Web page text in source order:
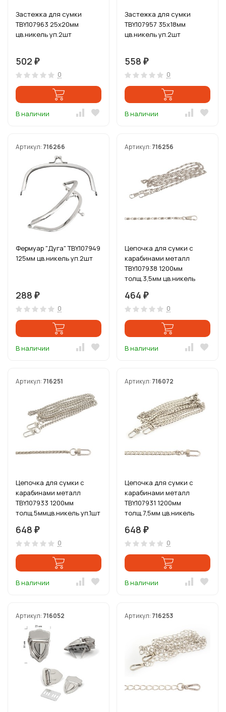
Застежка для сумки
TBY.107963 25х20мм
цв.никель уп.2шт
502 ₽
0
В наличии
Застежка для сумки
TBY.107957 35х18мм
цв.никель уп.2шт
558 ₽
0
В наличии
Артикул: 716266
Фермуар "Дуга" TBY.107949
125мм цв.никель уп.2шт
288 ₽
0
В наличии
Артикул: 716256
Цепочка для сумки с
карабинами металл
TBY.107938 1200мм
толщ.3,5мм цв.никель
464 ₽
0
В наличии
Артикул: 716251
Цепочка для сумки с
карабинами металл
TBY.107933 1200мм
толщ.5ммцв.никель уп.1шт
648 ₽
0
В наличии
Артикул: 716072
Цепочка для сумки с
карабинами металл
TBY.107931 1200мм
толщ.7,5мм цв.никель
648 ₽
0
В наличии
Артикул: 716052 Артикул: 716253